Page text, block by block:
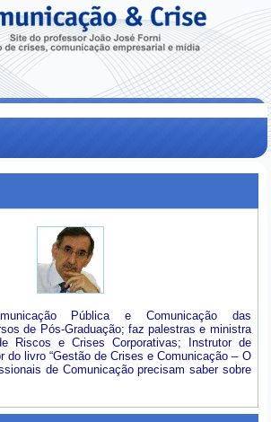
Pública e Comunicação das
de Pós-Graduação; faz palestras e ministra
Riscos e Crises Corporativas; Instrutor de
do livro “Gestão de Crises e Comunicação – O
de Comunicação precisam saber sobre